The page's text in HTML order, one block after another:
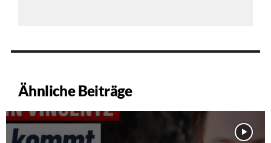
Ähnliche Beiträge